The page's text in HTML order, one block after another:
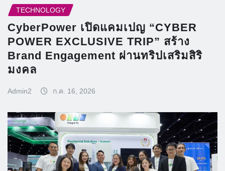
TECHNOLOGY
CyberPower เปิดแคมเปญ “CYBER
POWER EXCLUSIVE TRIP” สร้าง
Brand Engagement ผ่านทริปเสริมสิริ
มงคล
Admin2 ก.ค. 16, 2026